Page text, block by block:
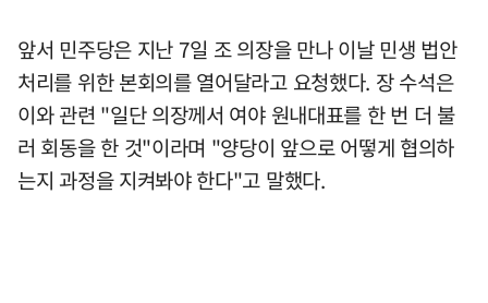
앞서 민주당은 지난 7일 조 의장을 만나 이날 민생 법안
처리를 위한 본회의를 열어달라고 요청했다. 장 수석은
이와 관련 "일단 의장께서 여야 원내대표를 한 번 더 불
러 회동을 한 것"이라며 "양당이 앞으로 어떻게 협의하
는지 과정을 지켜봐야 한다"고 말했다.